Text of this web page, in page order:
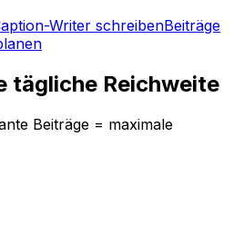
Writer schreibenBeiträge
tägliche Reichweite
Beiträge = maximale